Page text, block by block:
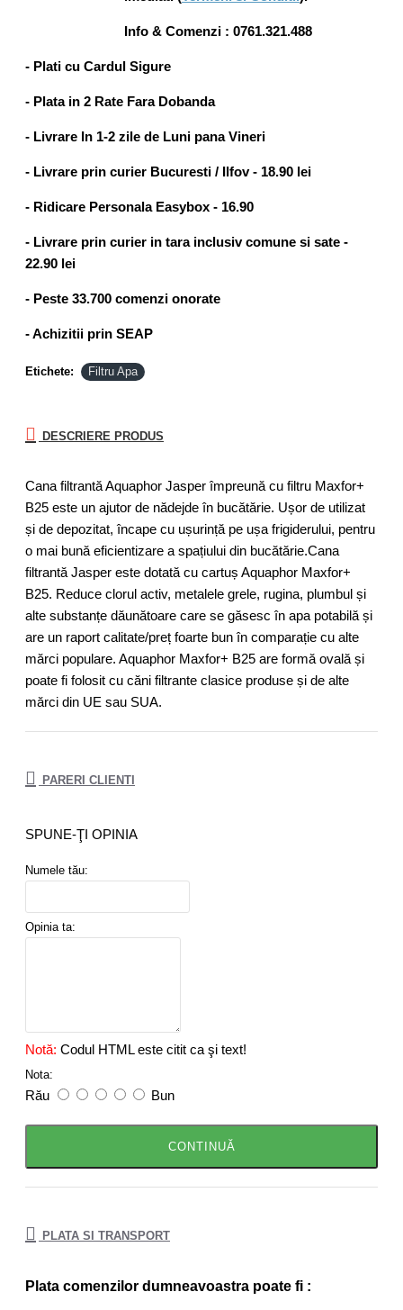
Info & Comenzi : 0761.321.488
- Plati cu Cardul Sigure
- Plata in 2 Rate Fara Dobanda
- Livrare In 1-2 zile de Luni pana Vineri
- Livrare prin curier Bucuresti / Ilfov - 18.90 lei
- Ridicare Personala Easybox - 16.90
- Livrare prin curier in tara inclusiv comune si sate -
22.90 lei
- Peste 33.700 comenzi onorate
- Achizitii prin SEAP
Etichete: Filtru Apa
DESCRIERE PRODUS
Cana filtrantă Aquaphor Jasper împreună cu filtru Maxfor+
B25 este un ajutor de nădejde în bucătărie. Ușor de utilizat
și de depozitat, încape cu ușurință pe ușa frigiderului, pentru
o mai bună eficientizare a spațiului din bucătărie.Cana
filtrantă Jasper este dotată cu cartuș Aquaphor Maxfor+
B25. Reduce clorul activ, metalele grele, rugina, plumbul și
alte substanțe dăunătoare care se găsesc în apa potabilă și
are un raport calitate/preț foarte bun în comparație cu alte
mărci populare. Aquaphor Maxfor+ B25 are formă ovală și
poate fi folosit cu căni filtrante clasice produse și de alte
mărci din UE sau SUA.
PARERI CLIENTI
SPUNE-ŢI OPINIA
Numele tău:
Opinia ta:
Notă: Codul HTML este citit ca şi text!
Nota:
Rău Bun
CONTINUĂ
PLATA SI TRANSPORT
Plata comenzilor dumneavoastra poate fi :